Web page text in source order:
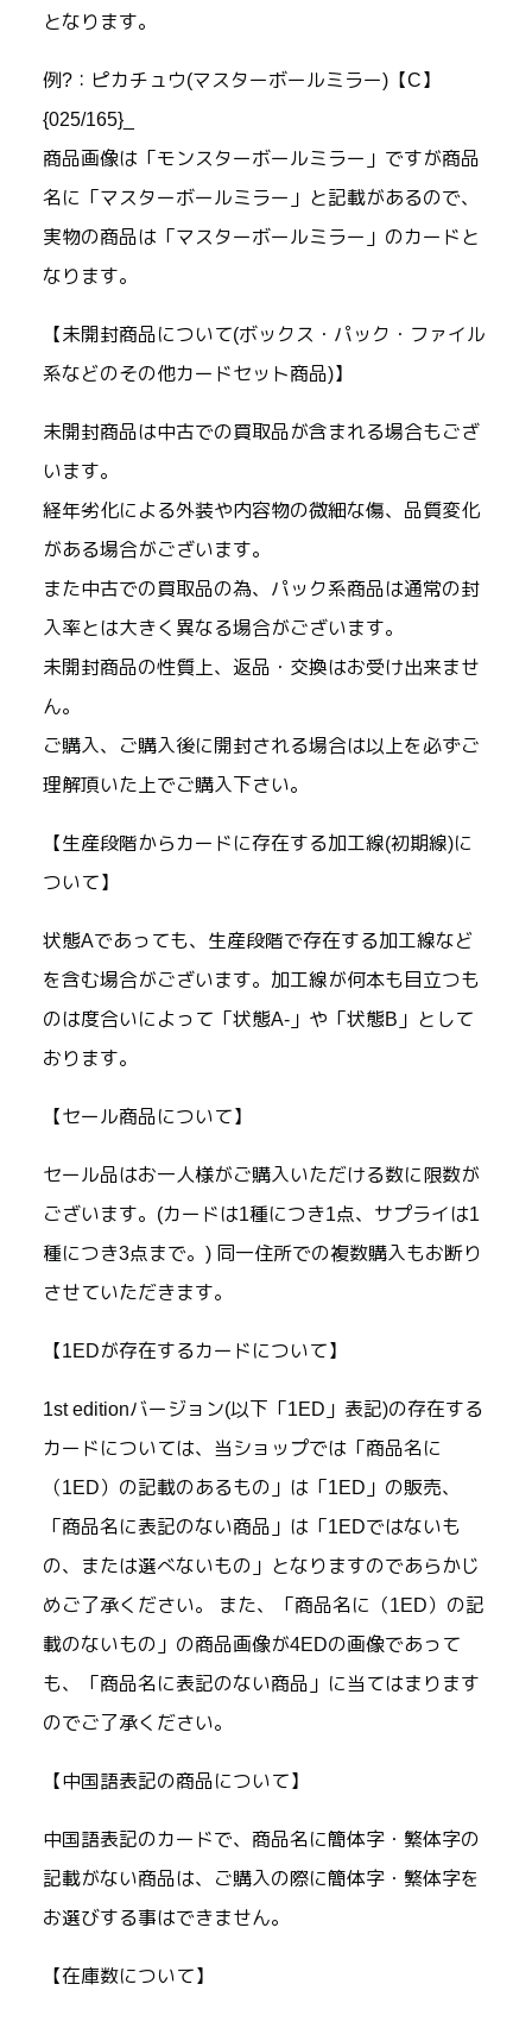
となります。
例?：ピカチュウ(マスターボールミラー)【C】
{025/165}_
商品画像は「モンスターボールミラー」ですが商品
名に「マスターボールミラー」と記載があるので、
実物の商品は「マスターボールミラー」のカードと
なります。
【未開封商品について(ボックス・パック・ファイル
系などのその他カードセット商品)】
未開封商品は中古での買取品が含まれる場合もござ
います。
経年劣化による外装や内容物の微細な傷、品質変化
がある場合がございます。
また中古での買取品の為、パック系商品は通常の封
入率とは大きく異なる場合がございます。
未開封商品の性質上、返品・交換はお受け出来ませ
ん。
ご購入、ご購入後に開封される場合は以上を必ずご
理解頂いた上でご購入下さい。
【生産段階からカードに存在する加工線(初期線)に
ついて】
状態Aであっても、生産段階で存在する加工線など
を含む場合がございます。加工線が何本も目立つも
のは度合いによって「状態A-」や「状態B」として
おります。
【セール商品について】
セール品はお一人様がご購入いただける数に限数が
ございます。(カードは1種につき1点、サプライは1
種につき3点まで。) 同一住所での複数購入もお断り
させていただきます。
【1EDが存在するカードについて】
1st editionバージョン(以下「1ED」表記)の存在する
カードについては、当ショップでは「商品名に
（1ED）の記載のあるもの」は「1ED」の販売、
「商品名に表記のない商品」は「1EDではないも
の、または選べないもの」となりますのであらかじ
めご了承ください。 また、「商品名に（1ED）の記
載のないもの」の商品画像が4EDの画像であって
も、「商品名に表記のない商品」に当てはまります
のでご了承ください。
【中国語表記の商品について】
中国語表記のカードで、商品名に簡体字・繁体字の
記載がない商品は、ご購入の際に簡体字・繁体字を
お選びする事はできません。
【在庫数について】